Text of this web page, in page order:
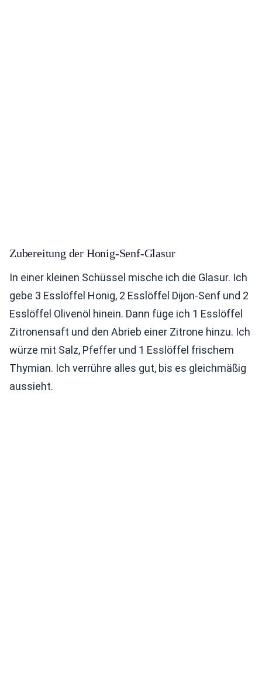
Zubereitung der Honig-Senf-Glasur
In einer kleinen Schüssel mische ich die Glasur. Ich
gebe 3 Esslöffel Honig, 2 Esslöffel Dijon-Senf und 2
Esslöffel Olivenöl hinein. Dann füge ich 1 Esslöffel
Zitronensaft und den Abrieb einer Zitrone hinzu. Ich
würze mit Salz, Pfeffer und 1 Esslöffel frischem
Thymian. Ich verrühre alles gut, bis es gleichmäßig
aussieht.